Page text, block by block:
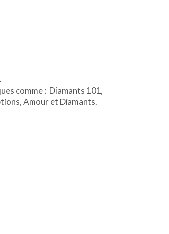
comme : Diamants 101,
Amour et Diamants.